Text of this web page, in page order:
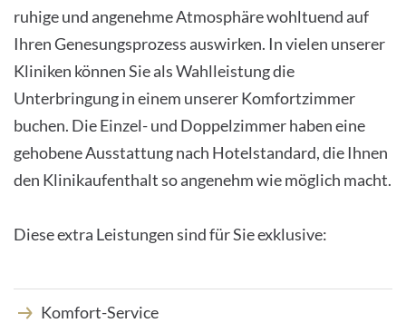
ruhige und angenehme Atmosphäre wohltuend auf
Ihren Genesungsprozess auswirken. In vielen unserer
Kliniken können Sie als Wahlleistung die
Unterbringung in einem unserer Komfortzimmer
buchen. Die Einzel- und Doppelzimmer haben eine
gehobene Ausstattung nach Hotelstandard, die Ihnen
den Klinikaufenthalt so angenehm wie möglich macht.
Diese extra Leistungen sind für Sie exklusive:
Komfort-Service